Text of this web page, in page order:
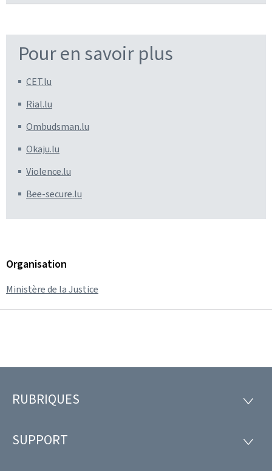
Pour en savoir plus
CET.lu
Rial.lu
Ombudsman.lu
Okaju.lu
Violence.lu
Bee-secure.lu
Organisation
Ministère de la Justice
Pied
page
RUBRIQUES
SUPPORT